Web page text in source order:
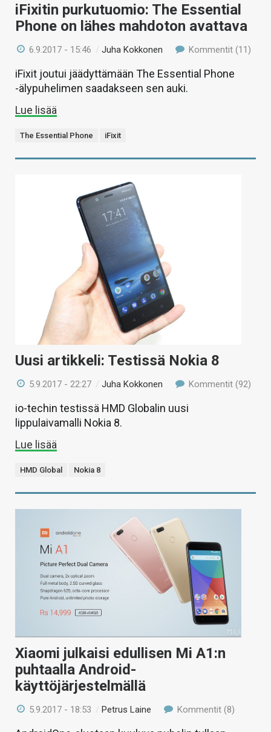
iFixitin purkutuomio: The Essential
Phone on lähes mahdoton avattava
6.9.2017 - 15:46 /Juha Kokkonen Kommentit (11)
iFixit joutui jäädyttämään The Essential Phone
-älypuhelimen saadakseen sen auki.
Lue lisää
The Essential Phone iFixit
Uusi artikkeli: Testissä Nokia 8
5.9.2017 - 22:27 /Juha Kokkonen Kommentit (92)
io-techin testissä HMD Globalin uusi
lippulaivamalli Nokia 8.
Lue lisää
HMD Global Nokia 8
Xiaomi julkaisi edullisen Mi A1:n
puhtaalla Android-
käyttöjärjestelmällä
5.9.2017 - 18:53 / Petrus Laine Kommentit (8)